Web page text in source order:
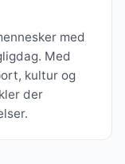
med
Med
kultur og
der